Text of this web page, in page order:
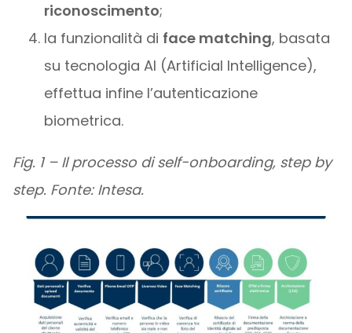
riconoscimento;
la funzionalità di face matching, basata
su tecnologia AI (Artificial Intelligence),
effettua infine l’autenticazione
biometrica.
Fig. 1 – Il processo di self-onboarding, step by
step. Fonte: Intesa.